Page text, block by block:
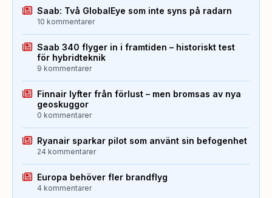
Saab: Två GlobalEye som inte syns på radarn
10 kommentarer
Saab 340 flyger in i framtiden – historiskt test
för hybridteknik
9 kommentarer
Finnair lyfter från förlust – men bromsas av nya
geoskuggor
0 kommentarer
Ryanair sparkar pilot som använt sin befogenhet
24 kommentarer
Europa behöver fler brandflyg
4 kommentarer